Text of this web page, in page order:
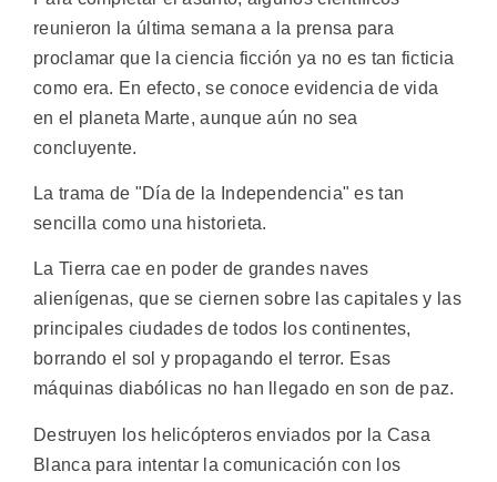
reunieron la última semana a la prensa para
proclamar que la ciencia ficción ya no es tan ficticia
como era. En efecto, se conoce evidencia de vida
en el planeta Marte, aunque aún no sea
concluyente.
La trama de "Día de la Independencia" es tan
sencilla como una historieta.
La Tierra cae en poder de grandes naves
alienígenas, que se ciernen sobre las capitales y las
principales ciudades de todos los continentes,
borrando el sol y propagando el terror. Esas
máquinas diabólicas no han llegado en son de paz.
Destruyen los helicópteros enviados por la Casa
Blanca para intentar la comunicación con los